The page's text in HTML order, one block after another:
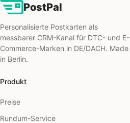
PostPal
Personalisierte Postkarten als
messbarer CRM-Kanal für DTC- und E-
Commerce-Marken in DE/DACH. Made
in Berlin.
Produkt
Preise
Rundum-Service